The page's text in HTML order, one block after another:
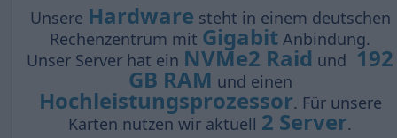
Unsere Hardware steht in einem deutschen
Rechenzentrum mit Gigabit Anbindung.
Unser Server hat ein NVMe2 Raid und 192
GB RAM und einen
Hochleistungsprozessor. Für unsere
Karten nutzen wir aktuell 2 Server.